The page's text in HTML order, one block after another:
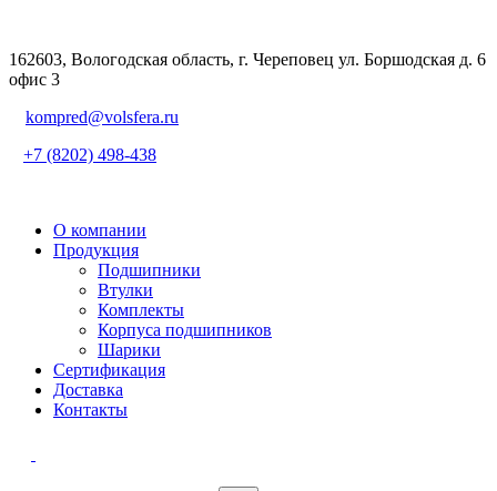
162603, Вологодская область, г. Череповец ул. Боршодская д. 6
офис 3
kompred@volsfera.ru
+7 (8202) 498-438
О компании
Продукция
Подшипники
Втулки
Комплекты
Корпуса подшипников
Шарики
Сертификация
Доставка
Контакты